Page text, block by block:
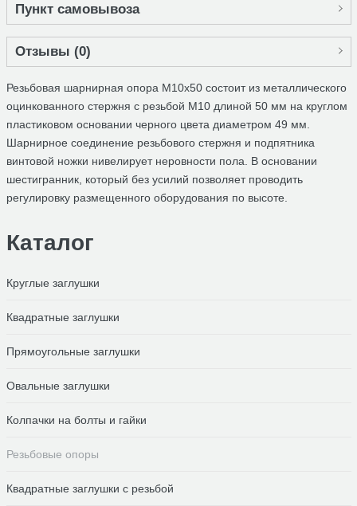
Резьбовая шарнирная опора М10х50 состоит из металлического
оцинкованного стержня с резьбой М10 длиной 50 мм на круглом
пластиковом основании черного цвета диаметром 49 мм.
Шарнирное соединение резьбового стержня и подпятника
винтовой ножки нивелирует неровности пола. В основании
шестигранник, который без усилий позволяет проводить
регулировку размещенного оборудования по высоте.
Пункт самовывоза
Отзывы (0)
Каталог
Круглые заглушки
Квадратные заглушки
Прямоугольные заглушки
Овальные заглушки
Колпачки на болты и гайки
Резьбовые опоры
Квадратные заглушки с резьбой